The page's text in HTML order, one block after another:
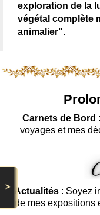
>
exploration de la
végétal complète
animalier".
Carnets de Bord
voyages et mes
Actualités : Soyez
de mes expositions